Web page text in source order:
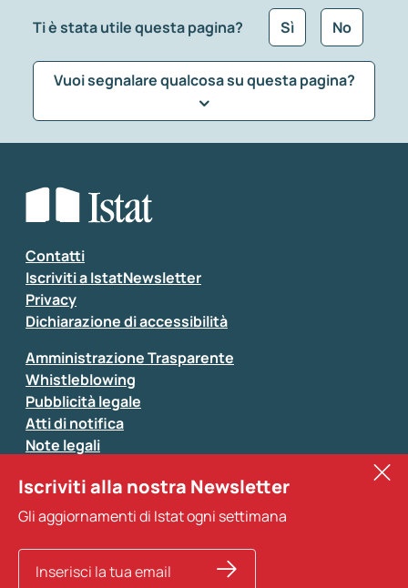
Ti è stata utile questa pagina? Sì No
Vuoi segnalare qualcosa su questa pagina?
Seleziona la tipologia della segnalazione
Inserisci il tuo commento
Si prega di non fornire dati di natura personale (ad
esempio dati di contatto). Per ogni altra comunicazione
e per richiedere dati, pubblicazioni, file di microdati,
Contatti
Iscriviti a IstatNewsletter
Privacy
Dichiarazione di accessibilità
Amministrazione Trasparente
Whistleblowing
Pubblicità legale
Atti di notifica
Note legali
Sistan
Altri servizi
Iscriviti alla nostra Newsletter
Gli aggiornamenti di Istat ogni settimana